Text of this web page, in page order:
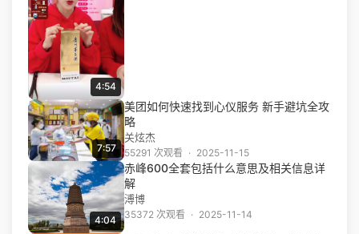
4:54
7:57
美团如何快速找到心仪服务 新手避坑全攻
略
关炫杰
55291 次观看 · 2025-11-15
4:04
赤峰600全套包括什么意思及相关信息详
解
溥博
35372 次观看 · 2025-11-14